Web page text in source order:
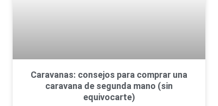
Caravanas: consejos para comprar una
caravana de segunda mano (sin
equivocarte)